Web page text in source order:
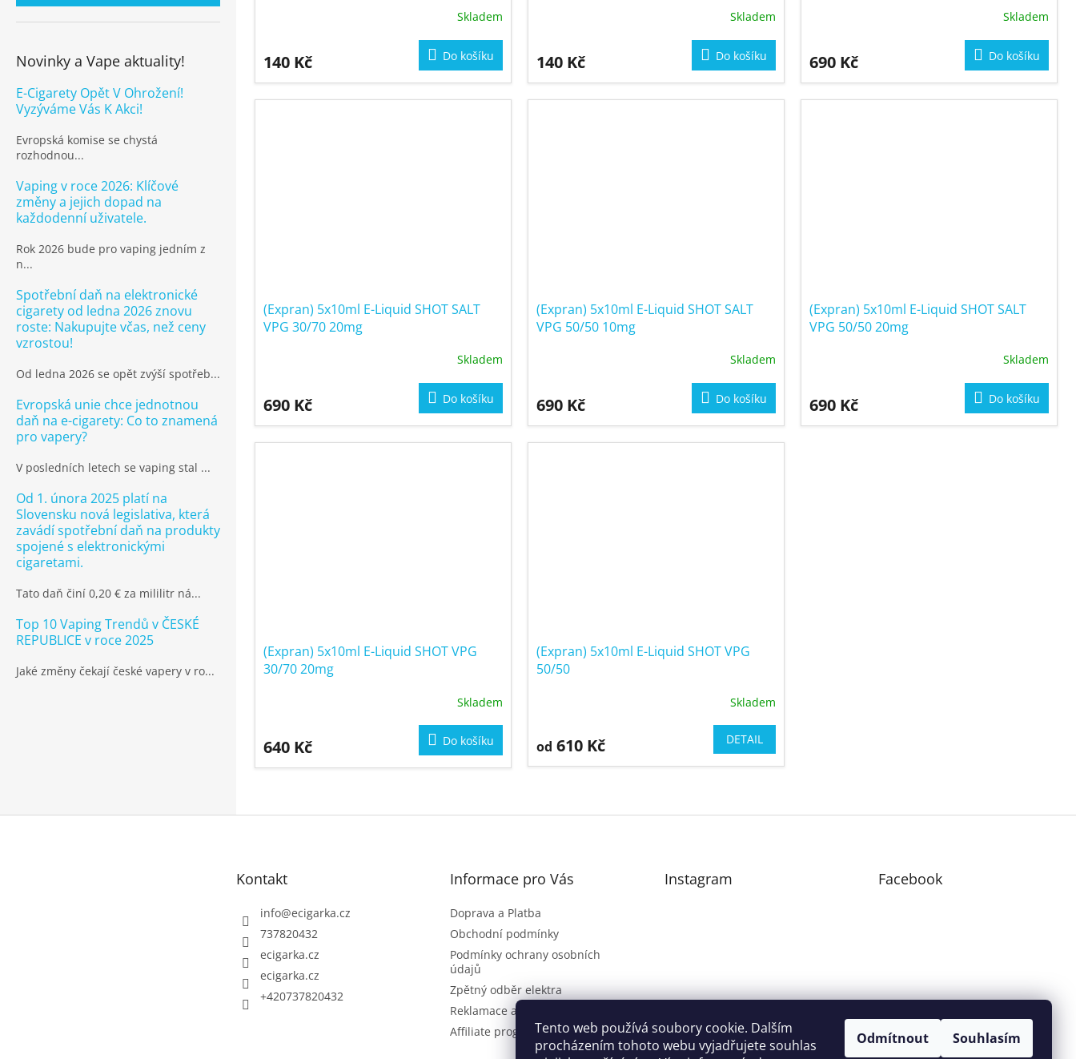
Tento web používá soubory cookie. Dalším
procházením tohoto webu vyjadřujete souhlas
Odmítnout Souhlasím
Novinky a Vape aktuality!
E-Cigarety Opět V Ohrožení!
Vyzýváme Vás K Akci!
Evropská komise se chystá
rozhodnou...
Vaping v roce 2026: Klíčové
změny a jejich dopad na
každodenní uživatele.
Rok 2026 bude pro vaping jedním z
n...
Spotřební daň na elektronické
cigarety od ledna 2026 znovu
roste: Nakupujte včas, než ceny
vzrostou!
Od ledna 2026 se opět zvýší spotřeb...
Evropská unie chce jednotnou
daň na e-cigarety: Co to znamená
pro vapery?
V posledních letech se vaping stal ...
Od 1. února 2025 platí na
Slovensku nová legislativa, která
zavádí spotřební daň na produkty
spojené s elektronickými
cigaretami.
Tato daň činí 0,20 € za mililitr ná...
Top 10 Vaping Trendů v ČESKÉ
REPUBLICE v roce 2025
Jaké změny čekají české vapery v ro...
je
5,0
Skladem
140 Kč Do košíku
Skladem
140 Kč Do košíku
Skladem
690 Kč Do košíku
(Expran) 5x10ml E-Liquid SHOT SALT
VPG 30/70 20mg
Skladem
690 Kč Do košíku
(Expran) 5x10ml E-Liquid SHOT SALT
VPG 50/50 10mg
Skladem
690 Kč Do košíku
(Expran) 5x10ml E-Liquid SHOT SALT
VPG 50/50 20mg
Skladem
690 Kč Do košíku
(Expran) 5x10ml E-Liquid SHOT VPG
30/70 20mg
Skladem
640 Kč Do košíku
(Expran) 5x10ml E-Liquid SHOT VPG
50/50
Skladem
od 610 Kč DETAIL
v
k
y
v
Kontakt
info@ecigarka.cz
737820432
ecigarka.cz
ecigarka.cz
+420737820432
Informace pro Vás
Doprava a Platba
Obchodní podmínky
Podmínky ochrany osobních
údajů
Zpětný odběr elektra
Reklamace a vrácení zboží
Affiliate program
Instagram Facebook